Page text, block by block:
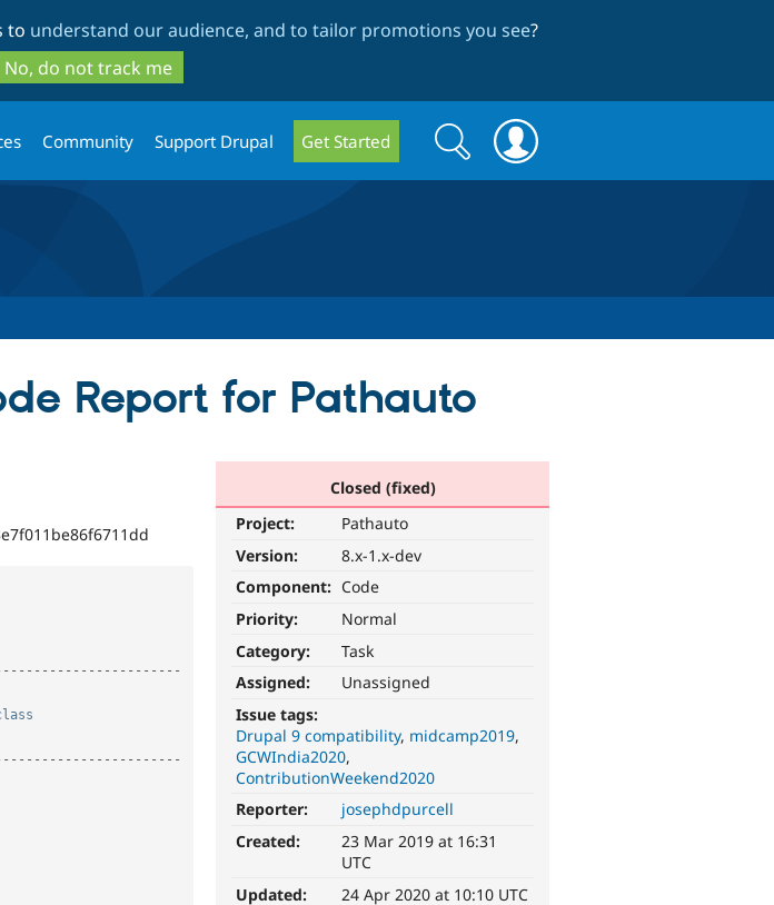
to
main
content
to
search
to understand our audience, and to tailor promotions you see?
No, do not track me
Community Support Drupal Get Started
Search
form
Search
Report for Pathauto
Closed (fixed)
Project:
Pathauto
Version:
8.x-1.x-dev
Component: Code
Priority:
Normal
Category:
Task
Assigned:
Unassigned
Issue tags:
Drupal 9 compatibility midcamp2019
GCWIndia2020
ContributionWeekend2020
Reporter:
josephdpurcell
Created:
23 Mar 2019 at 16:31
UTC
Updated:
24 Apr 2020 at 10:10 UTC
-- -- -- -- -- -- -- -- -- -- --
-- -- -- -- -- -- -- -- -- -- --